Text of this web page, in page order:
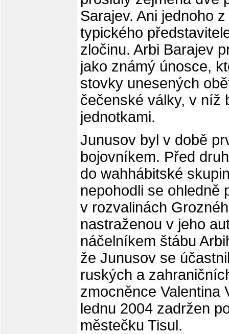
Sarajev. Ani jednoho
typického
zločinu. Arbi Barajev
jako známý únosce,
stovky unesených
čečenské války, v níž
jednotkami.
Junusov byl v době
bojovníkem. Před
do wahhábitské
nepohodli se ohledně
v rozvalinách
nastraženou v jeho
náčelníkem štábu
že Junusov se
ruských a
zmocněnce Valentina
lednu 2004 zadržen
městečku Tisul.